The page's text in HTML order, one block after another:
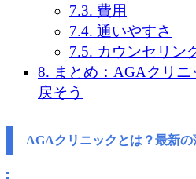
7.3. 費用
7.4. 通いやすさ
7.5. カウンセリン
8. まとめ：AGAクリ
戻そう
AGAクリニックとは？最新